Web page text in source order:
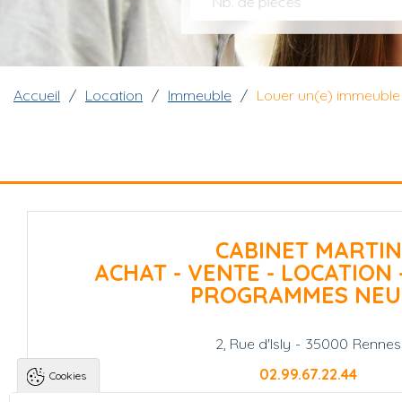
Fil d'Ariane
Accueil Location Immeuble Louer un(e)
CABINET MARTIN
ACHAT - VENTE - LOCATION
PROGRAMMES
2, Rue d'Isly - 35000 Rennes
02.99.67.22.44
Cookies